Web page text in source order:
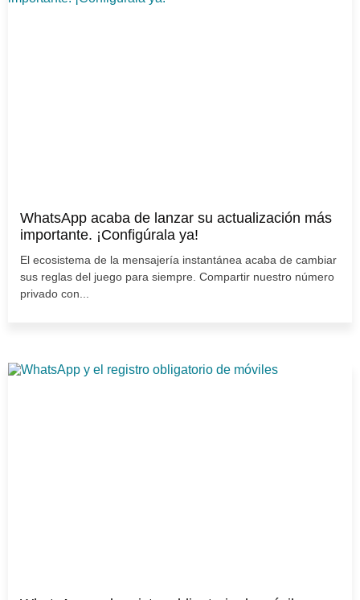
WhatsApp acaba de lanzar su actualización más
importante. ¡Configúrala ya!
El ecosistema de la mensajería instantánea acaba de cambiar
sus reglas del juego para siempre. Compartir nuestro número
privado con...